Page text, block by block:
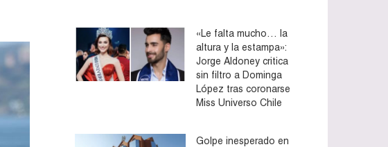
«Le falta mucho… la
altura y la estampa»:
Jorge Aldoney critica
sin filtro a Dominga
López tras coronarse
Miss Universo Chile
Golpe inesperado en